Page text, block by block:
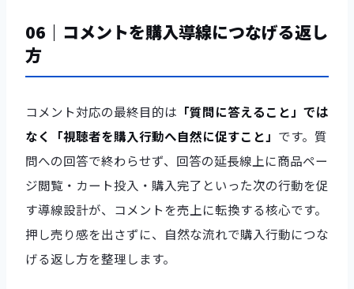
06｜コメントを購入導線につなげる返し
方
コメント対応の最終目的は 「質問に答えること」では
なく「視聴者を購入行動へ自然に促すこと」 です。質
問への回答で終わらせず、回答の延長線上に商品ペー
ジ閲覧・カート投入・購入完了といった次の行動を促
す導線設計が、コメントを売上に転換する核心です。
押し売り感を出さずに、自然な流れで購入行動につな
げる返し方を整理します。